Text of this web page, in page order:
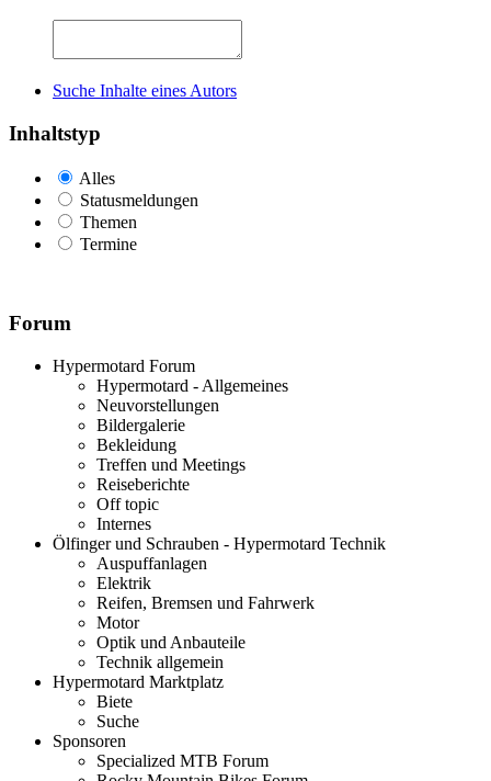
Suche Inhalte eines Autors
Inhaltstyp
Alles
Statusmeldungen
Themen
Termine
Forum
Hypermotard Forum
Hypermotard - Allgemeines
Neuvorstellungen
Bildergalerie
Bekleidung
Treffen und Meetings
Reiseberichte
Off topic
Internes
Ölfinger und Schrauben - Hypermotard Technik
Auspuffanlagen
Elektrik
Reifen, Bremsen und Fahrwerk
Motor
Optik und Anbauteile
Technik allgemein
Hypermotard Marktplatz
Biete
Suche
Sponsoren
Specialized MTB Forum